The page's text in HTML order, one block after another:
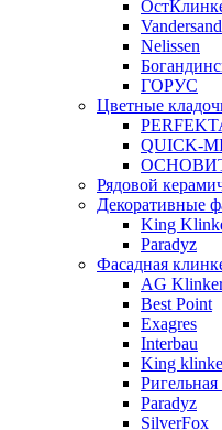
Nelissen
ГОРУС
Цветные
QUICK-
Рядовой
Декоративные
King
Paradyz
Фасадная
AG
Best Point
Exagres
Interbau
King
Paradyz
SilverFox